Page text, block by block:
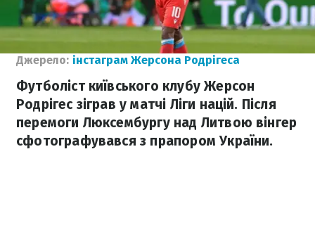
Джерело: інстаграм Жерсона Родрігеса
Футболіст київського клубу Жерсон
Родрігес зіграв у матчі Ліги націй. Після
перемоги Люксембургу над Литвою вінгер
сфотографувався з прапором України.